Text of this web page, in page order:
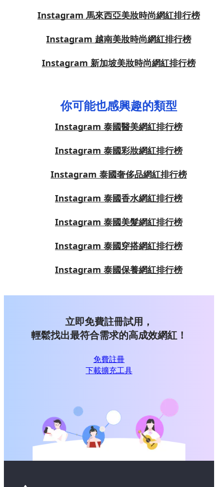
Instagram 馬來西亞美妝時尚網紅排行榜
Instagram 越南美妝時尚網紅排行榜
Instagram 新加坡美妝時尚網紅排行榜
你可能也感興趣的類型
Instagram 泰國醫美網紅排行榜
Instagram 泰國彩妝網紅排行榜
Instagram 泰國奢侈品網紅排行榜
Instagram 泰國香水網紅排行榜
Instagram 泰國美髮網紅排行榜
Instagram 泰國穿搭網紅排行榜
Instagram 泰國保養網紅排行榜
立即免費註冊試用，
輕鬆找出最符合需求的高成效網紅！
免費註冊
下載擴充工具